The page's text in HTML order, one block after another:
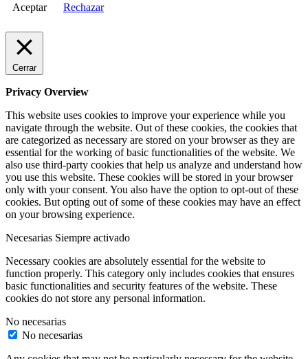
Aceptar Rechazar
Cerrar
Privacy Overview
This website uses cookies to improve your experience while you
navigate through the website. Out of these cookies, the cookies that
are categorized as necessary are stored on your browser as they are
essential for the working of basic functionalities of the website. We
also use third-party cookies that help us analyze and understand how
you use this website. These cookies will be stored in your browser
only with your consent. You also have the option to opt-out of these
cookies. But opting out of some of these cookies may have an effect
on your browsing experience.
Necesarias Siempre activado
Necessary cookies are absolutely essential for the website to
function properly. This category only includes cookies that ensures
basic functionalities and security features of the website. These
cookies do not store any personal information.
No necesarias
No necesarias